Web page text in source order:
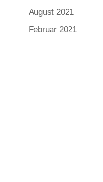
August 2021
Februar 2021